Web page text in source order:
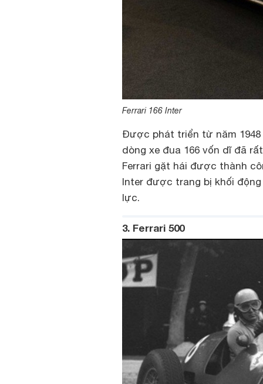
Ferrari 166 Inter
Được phát triển từ năm 1948
dòng xe đua 166 vốn dĩ đã
Ferrari gặt hái được thành
Inter được trang bị khối
lực.
3. Ferrari 500